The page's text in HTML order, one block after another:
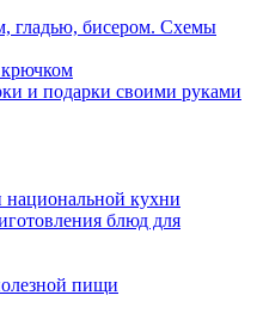
гладью, бисером. Схемы
и подарки своими руками
национальной кухни
блюд для
пищи